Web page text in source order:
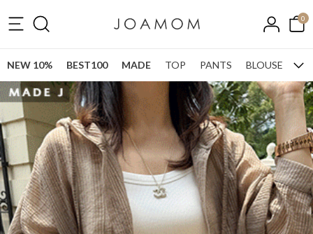
0
NEW 10% BEST100 MADE TOP PANTS BLOUSE